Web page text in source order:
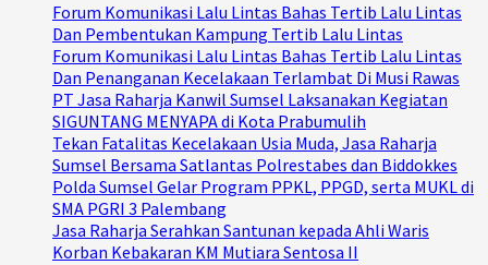
Forum Komunikasi Lalu Lintas Bahas Tertib Lalu Lintas
Dan Pembentukan Kampung Tertib Lalu Lintas
Forum Komunikasi Lalu Lintas Bahas Tertib Lalu Lintas
Dan Penanganan Kecelakaan Terlambat Di Musi Rawas
PT Jasa Raharja Kanwil Sumsel Laksanakan Kegiatan
SIGUNTANG MENYAPA di Kota Prabumulih
Tekan Fatalitas Kecelakaan Usia Muda, Jasa Raharja
Sumsel Bersama Satlantas Polrestabes dan Biddokkes
Polda Sumsel Gelar Program PPKL, PPGD, serta MUKL di
SMA PGRI 3 Palembang
Jasa Raharja Serahkan Santunan kepada Ahli Waris
Korban Kebakaran KM Mutiara Sentosa II